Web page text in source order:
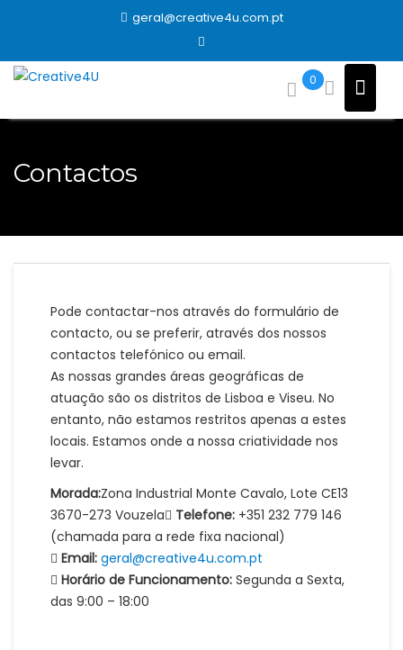
geral@creative4u.com.pt
0
Contactos
Pode contactar-nos através do formulário de
contacto, ou se preferir, através dos nossos
contactos telefónico ou email.
As nossas grandes áreas geográficas de
atuação são os distritos de Lisboa e Viseu. No
entanto, não estamos restritos apenas a estes
locais. Estamos onde a nossa criatividade nos
levar.
Morada:Zona Industrial Monte Cavalo, Lote CE13
3670-273 Vouzela
Telefone: +351 232 779 146
(chamada para a rede fixa nacional)
Email: geral@creative4u.com.pt
Horário de Funcionamento: Segunda a Sexta,
das 9:00 – 18:00